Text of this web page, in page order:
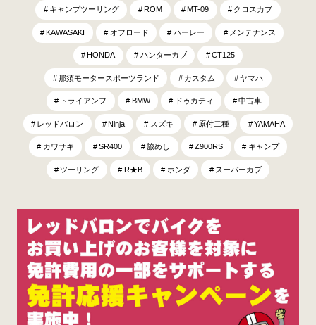
キャンプツーリング ROM MT-09 クロスカブ
KAWASAKI オフロード ハーレー メンテナンス
HONDA ハンターカブ CT125
那須モータースポーツランド カスタム ヤマハ
トライアンフ BMW ドゥカティ 中古車
レッドバロン Ninja スズキ 原付二種 YAMAHA
カワサキ SR400 旅めし Z900RS キャンプ
ツーリング R★B ホンダ スーパーカブ